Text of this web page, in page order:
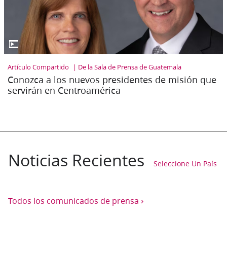
Artículo Compartido De la Sala de Prensa de Guatemala
Conozca a los nuevos presidentes de misión que
servirán en Centroamérica
Noticias Recientes Seleccione Un País
Todos los comunicados de prensa ›